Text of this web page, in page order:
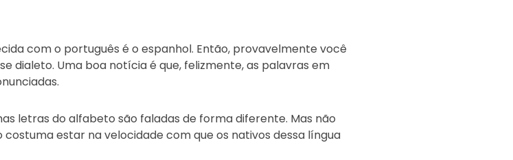
com o português é o espanhol. Então, provavelmente você
dialeto. Uma boa notícia é que, felizmente, as palavras em
letras do alfabeto são faladas de forma diferente. Mas não
estar na velocidade com que os nativos dessa língua